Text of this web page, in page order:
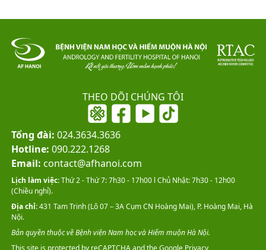
THEO DÕI CHÚNG TÔI
Tổng đài: 024.3634.3636
Hotline: 090.222.1268
Email: contact@afhanoi.com
This site is protected by reCAPTCHA and the GooglePrivacy
Lịch làm việc:Thứ 2 - Thứ 7: 7h30 - 17h00 l Chủ Nhật: 7h30 - 12h00
(Chiều nghỉ).
Địa chỉ:431 Tam Trinh (Lô 07 – 3A Cụm CN Hoàng Mai), P. Hoàng Mai, Hà
Nội.
Bản quyền thuộc về Bệnh viện Nam học và Hiếm muộn Hà Nội.